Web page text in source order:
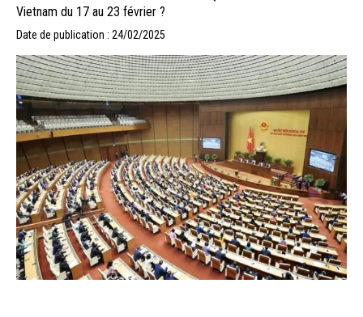
Vietnam du 17 au 23 février ?
Date de publication : 24/02/2025